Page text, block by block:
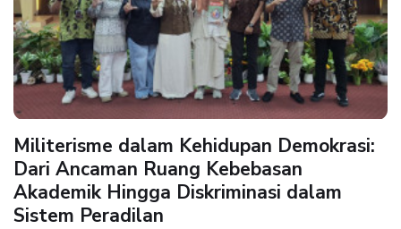
Militerisme dalam Kehidupan Demokrasi:
Dari Ancaman Ruang Kebebasan
Akademik Hingga Diskriminasi dalam
Sistem Peradilan